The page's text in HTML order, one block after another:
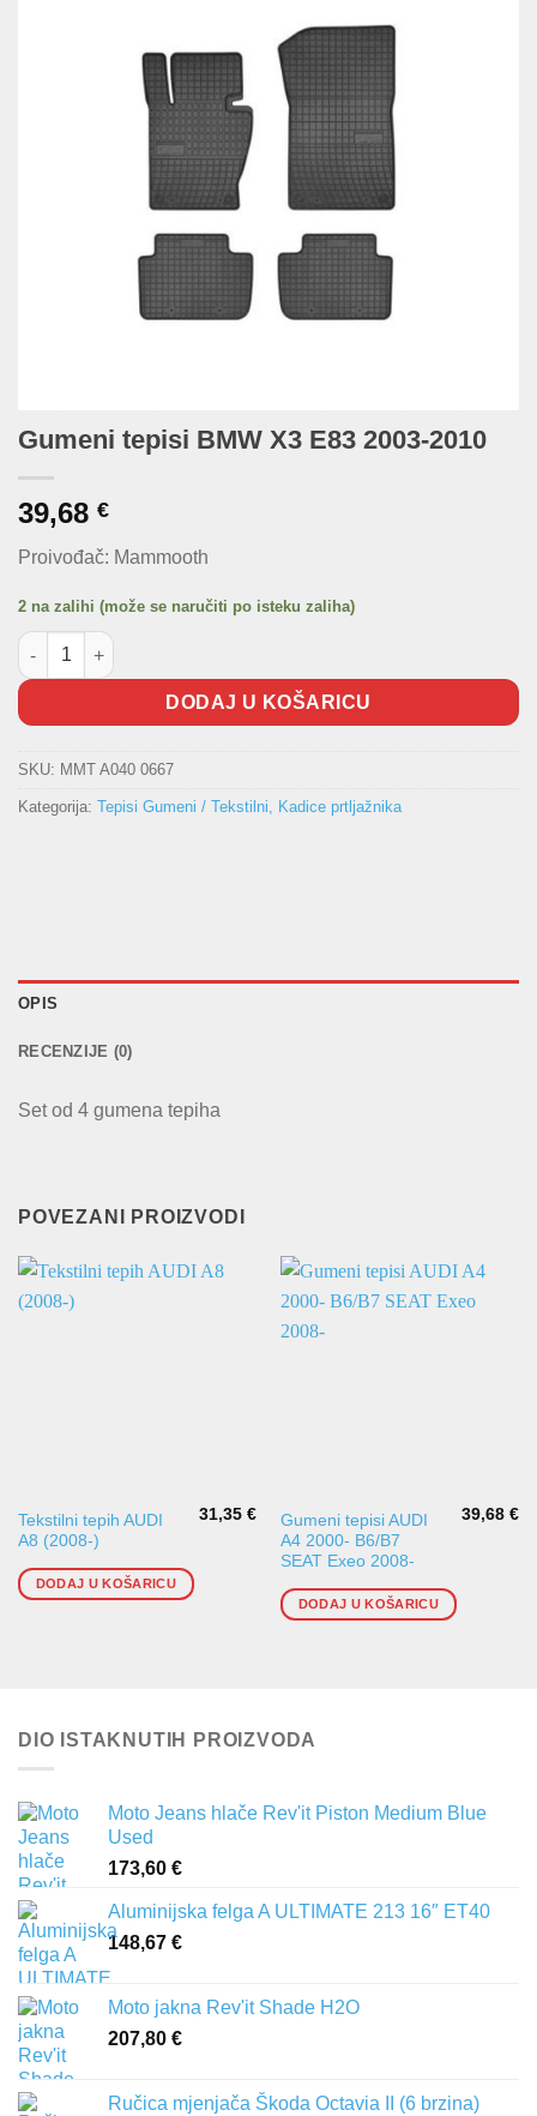
Gumeni tepisi BMW X3 E83 2003-2010
39,68 €
Proivođač: Mammooth
2 na zalihi (može se naručiti po isteku zaliha)
Gumeni tepisi BMW X3 E83 2003-2010 količina
DODAJ U KOŠARICU
SKU: MMT A040 0667
Kategorija: Tepisi Gumeni / Tekstilni, Kadice prtljažnika
OPIS
RECENZIJE (0)
Set od 4 gumena tepiha
POVEZANI PROIZVODI
Tekstilni tepih AUDI
A8 (2008-)
31,35€
DODAJ U KOŠARICU
Gumeni tepisi AUDI
A4 2000- B6/B7
SEAT Exeo 2008-
39,68€
DODAJ U KOŠARICU
DIO ISTAKNUTIH PROIZVODA
Moto Jeans hlače Rev'it Piston Medium Blue
Used
173,60 €
Aluminijska felga A ULTIMATE 213 16″ ET40
148,67 €
Moto jakna Rev'it Shade H2O
207,80 €
Ručica mjenjača Škoda Octavia II (6 brzina)